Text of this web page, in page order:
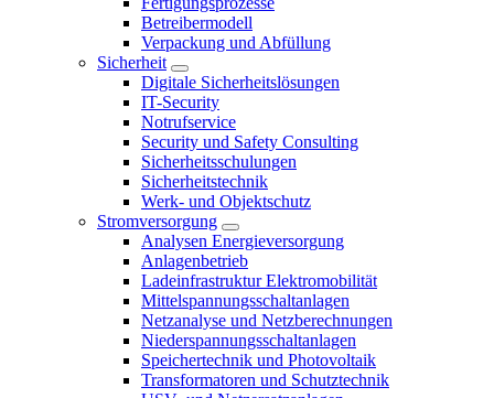
Betreibermodell
Verpackung und Abfüllung
Sicherheit
Digitale Sicherheitslösungen
IT-Security
Notrufservice
Security und Safety Consulting
Sicherheitsschulungen
Sicherheitstechnik
Werk- und Objektschutz
Stromversorgung
Analysen Energieversorgung
Anlagenbetrieb
Ladeinfrastruktur Elektromobilität
Mittelspannungsschaltanlagen
Netzanalyse und Netzberechnungen
Niederspannungsschaltanlagen
Speichertechnik und Photovoltaik
Transformatoren und Schutztechnik